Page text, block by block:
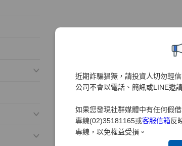
近期詐騙猖獗，請投資人切勿輕
公司不會以電話、簡訊或LINE邀
如果您發現社群媒體中有任何假
專線(02)35181165或客服信箱反
專線，以免權益受損。